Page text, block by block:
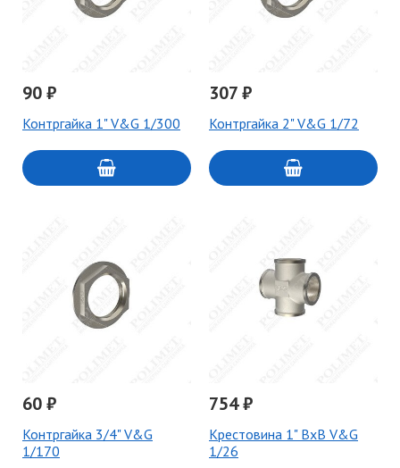
90 ₽
Контргайка 1" V&G 1/300
307 ₽
Контргайка 2" V&G 1/72
60 ₽
Контргайка 3/4" V&G
1/170
754 ₽
Крестовина 1" ВхВ V&G
1/26